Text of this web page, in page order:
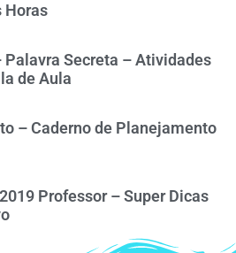
Horas
Secreta – Atividades
de Aula
– Caderno de Planejamento
Professor – Super Dicas